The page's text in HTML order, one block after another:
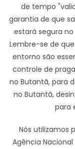
de tempo
garantia de que
estará segura
Lembre-se de
entorno são
controle de
no Butantã, para
no Butantã,
para
Nós utilizamos
Agência Nacional